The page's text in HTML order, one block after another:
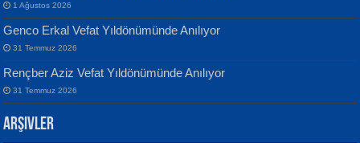
EKREM KARABABA
İsmail Aydos
İnkisar...
1 Ağustos 2026
Genco Erkal Vefat Yıldönümünde Anılıyor
31 Temmuz 2026
Rençber Aziz Vefat Yıldönümünde Anılıyor
31 Temmuz 2026
Arşivler